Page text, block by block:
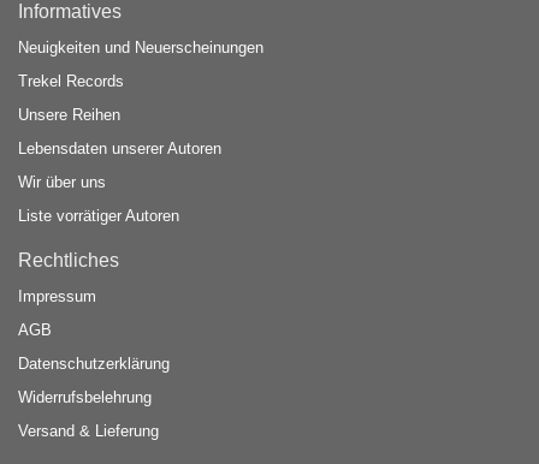
Informatives
Neuigkeiten und Neuerscheinungen
Trekel Records
Unsere Reihen
Lebensdaten unserer Autoren
Wir über uns
Liste vorrätiger Autoren
Rechtliches
Impressum
AGB
Datenschutzerklärung
Widerrufsbelehrung
Versand & Lieferung